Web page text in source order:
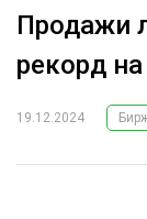
ЛЕСНОЕ
Продажи
рекорд
19.12.2024